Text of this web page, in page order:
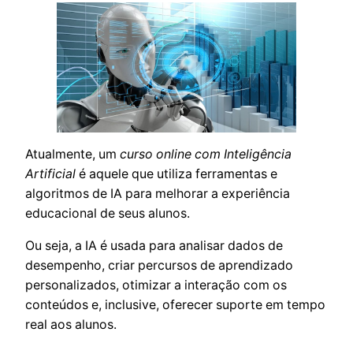
Atualmente, um curso online com Inteligência
Artificial é aquele que utiliza ferramentas e
algoritmos de IA para melhorar a experiência
educacional de seus alunos.
Ou seja, a IA é usada para analisar dados de
desempenho, criar percursos de aprendizado
personalizados, otimizar a interação com os
conteúdos e, inclusive, oferecer suporte em tempo
real aos alunos.